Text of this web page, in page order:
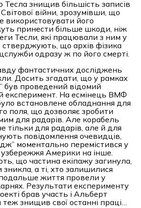
знищив більшість записів
війни, зрозумівши, що
використовувати його
принести більше шкоди, ніж
Тесли, які працювали з ним у
стверджують, що архів фізика
одразу ж по його смерті.
фантастичних досліджень
Досить згадати, що у рамках
був проведений відомий
експеримент. На есмінець ВМФ
встановлене обладнання для
поля, що дозволяє зробити
для радарів. Але корабель
тільки для радарів, але й для
повідомлення очевидців,
моментально перемістився у
узбережжя Америки на інше.
що частина екіпажу загинула,
зникла, а ті, хто залишилися
життя провели у
Результати експерименту
брав участь і Альберт
знищив свої останні праці…